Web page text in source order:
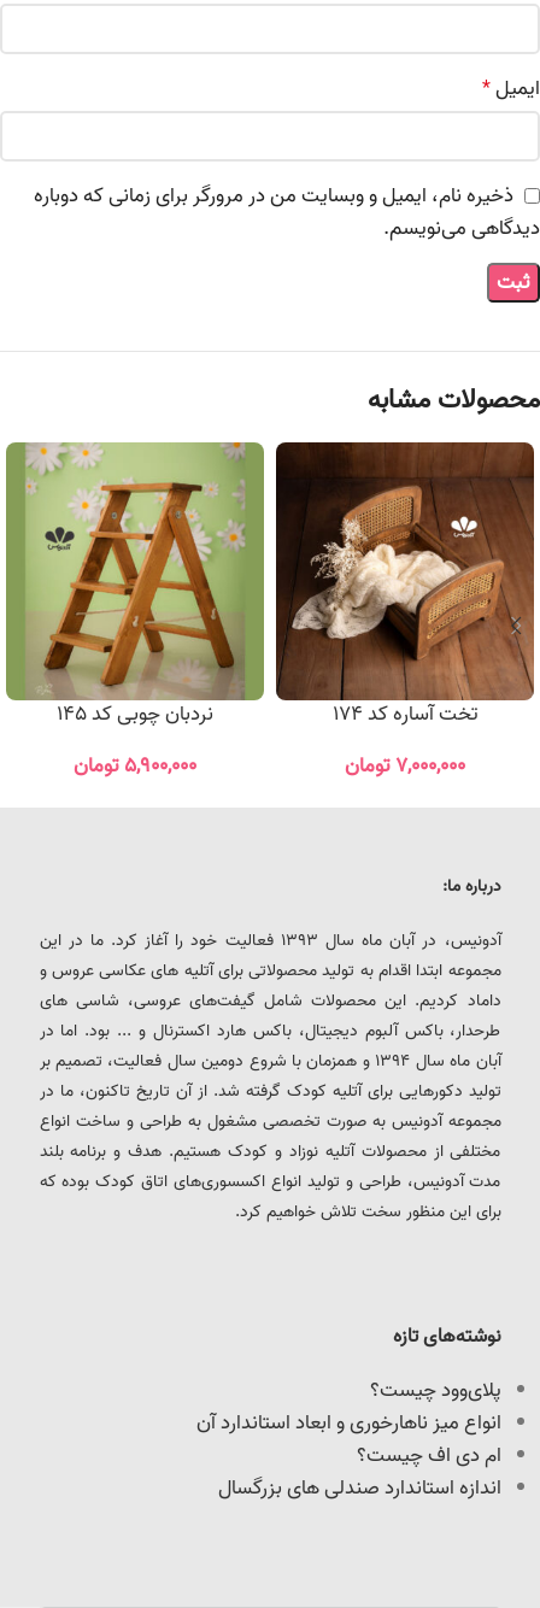
ایمیل*
ذخیره نام، ایمیل و وبسایت من در مرورگر برای زمانی که دوباره
دیدگاهی می‌نویسم.
محصولات مشابه
تخت آساره کد 174
۷,۰۰۰,۰۰۰تومان
نردبان چوبی کد 145
۵,۹۰۰,۰۰۰تومان
نوشته‌های تازه
پلای‌وود چیست؟
انواع میز ناهارخوری و ابعاد استاندارد آن
ام دی اف چیست؟
اندازه استاندارد صندلی های بزرگسال
درباره ما:
آدونیس، در آبان ماه سال 1393 فعالیت خود را آغاز کرد. ما در این
مجموعه ابتدا اقدام به تولید محصولاتی برای آتلیه های عکاسی عروس و
داماد کردیم. این محصولات شامل گیفت‌های عروسی، شاسی های
طرحدار، باکس آلبوم دیجیتال، باکس هارد اکسترنال و ... بود. اما در
آبان ماه سال 1394 و همزمان با شروع دومین سال فعالیت، تصمیم بر
تولید دکورهایی برای آتلیه کودک گرفته شد. از آن تاریخ تاکنون، ما در
مجموعه آدونیس به صورت تخصصی مشغول به طراحی و ساخت انواع
مختلفی از محصولات آتلیه نوزاد و کودک هستیم. هدف و برنامه بلند
مدت آدونیس، طراحی و تولید انواع اکسسوری‌های اتاق کودک بوده که
برای این منظور سخت تلاش خواهیم کرد.